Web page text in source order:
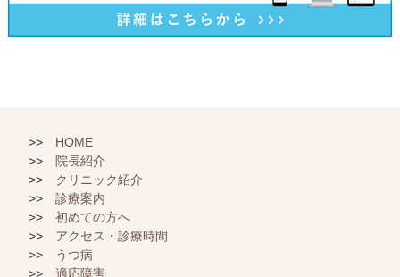
HOME
院長紹介
クリニック紹介
診療案内
初めての方へ
アクセス・診療時間
うつ病
適応障害